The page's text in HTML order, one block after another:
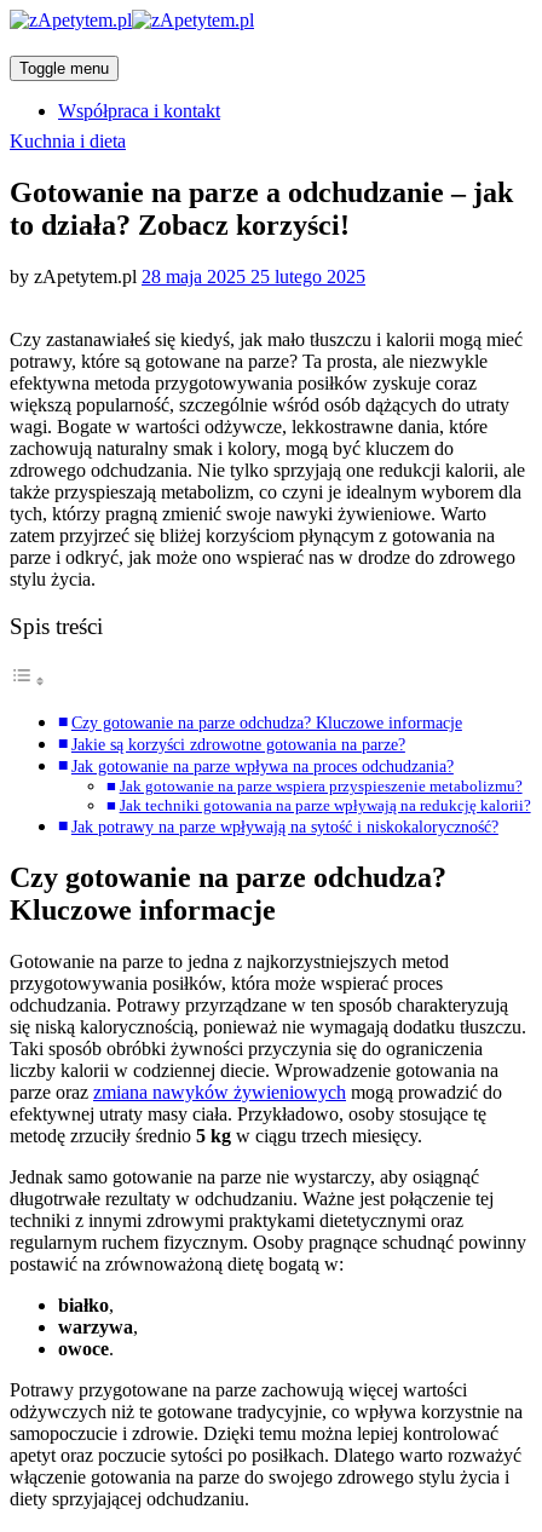
Toggle menu
Współpraca i kontakt
Categories
Kuchnia i dieta
Gotowanie na parze a odchudzanie – jak
to działa? Zobacz korzyści!
by zApetytem.pl Posted
28 maja 2025 25 lutego 2025
Czy zastanawiałeś się kiedyś, jak mało tłuszczu i kalorii mogą mieć
potrawy, które są gotowane na parze? Ta prosta, ale niezwykle
efektywna metoda przygotowywania posiłków zyskuje coraz
większą popularność, szczególnie wśród osób dążących do utraty
wagi. Bogate w wartości odżywcze, lekkostrawne dania, które
zachowują naturalny smak i kolory, mogą być kluczem do
zdrowego odchudzania. Nie tylko sprzyjają one redukcji kalorii, ale
także przyspieszają metabolizm, co czyni je idealnym wyborem dla
tych, którzy pragną zmienić swoje nawyki żywieniowe. Warto
zatem przyjrzeć się bliżej korzyściom płynącym z gotowania na
parze i odkryć, jak może ono wspierać nas w drodze do zdrowego
stylu życia.
Spis treści
Czy gotowanie na parze odchudza? Kluczowe informacje
Jakie są korzyści zdrowotne gotowania na parze?
Jak gotowanie na parze wpływa na proces odchudzania?
Jak gotowanie na parze wspiera przyspieszenie metabolizmu?
Jak techniki gotowania na parze wpływają na redukcję kalorii?
Jak potrawy na parze wpływają na sytość i niskokaloryczność?
Czy gotowanie na parze odchudza?
Kluczowe informacje
Gotowanie na parze to jedna z najkorzystniejszych metod
przygotowywania posiłków, która może wspierać proces
odchudzania. Potrawy przyrządzane w ten sposób charakteryzują
się niską kalorycznością, ponieważ nie wymagają dodatku tłuszczu.
Taki sposób obróbki żywności przyczynia się do ograniczenia
liczby kalorii w codziennej diecie. Wprowadzenie gotowania na
parze oraz zmiana nawyków żywieniowych mogą prowadzić do
efektywnej utraty masy ciała. Przykładowo, osoby stosujące tę
metodę zrzuciły średnio 5 kg w ciągu trzech miesięcy.
Jednak samo gotowanie na parze nie wystarczy, aby osiągnąć
długotrwałe rezultaty w odchudzaniu. Ważne jest połączenie tej
techniki z innymi zdrowymi praktykami dietetycznymi oraz
regularnym ruchem fizycznym. Osoby pragnące schudnąć powinny
postawić na zrównoważoną dietę bogatą w:
białko,
warzywa,
owoce.
Potrawy przygotowane na parze zachowują więcej wartości
odżywczych niż te gotowane tradycyjnie, co wpływa korzystnie na
samopoczucie i zdrowie. Dzięki temu można lepiej kontrolować
apetyt oraz poczucie sytości po posiłkach. Dlatego warto rozważyć
włączenie gotowania na parze do swojego zdrowego stylu życia i
diety sprzyjającej odchudzaniu.